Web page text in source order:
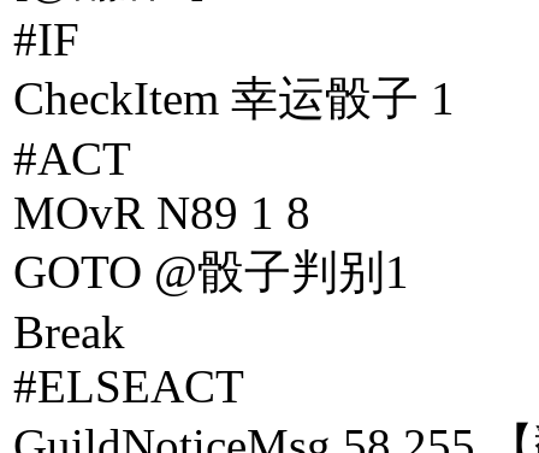
#IF
CheckItem 幸运骰子 1
#ACT
MOvR N89 1 8
GOTO @骰子判别1
Break
#ELSEACT